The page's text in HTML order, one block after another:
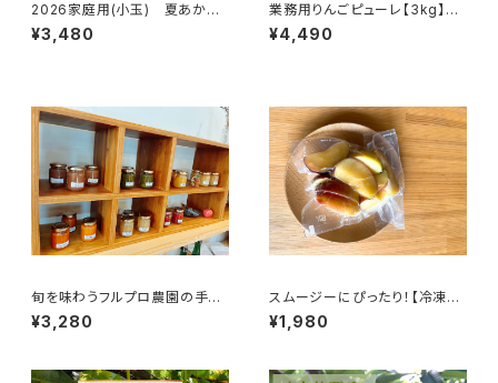
2026家庭用(小玉) 夏あかり
約4kg(12-25玉) シーズン最初
の夏りんご 希少品種 訳あり 8
¥3,480
業務用りんごピューレ【3kg】葉
とらずりんご 100% ピューレ 長
野県産#NKP00030
¥4,490
旬を味わうフルプロ農園の手作
りジャム【おまかせ6本セット】(1
00ml*6本)果物・砂糖・レモン
¥3,280
スムージーにぴったり！【冷凍り
んご】 1kg (200g×5袋) 皮つき
の信州りんごを凍らせてみまし
¥1,980